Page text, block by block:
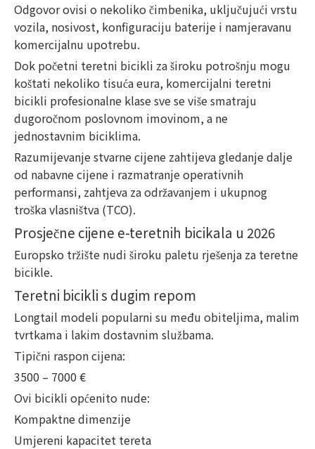
Odgovor ovisi o nekoliko čimbenika, uključujući vrstu
vozila, nosivost, konfiguraciju baterije i namjeravanu
komercijalnu upotrebu.
Dok početni teretni bicikli za široku potrošnju mogu
koštati nekoliko tisuća eura, komercijalni teretni
bicikli profesionalne klase sve se više smatraju
dugoročnom poslovnom imovinom, a ne
jednostavnim biciklima.
Razumijevanje stvarne cijene zahtijeva gledanje dalje
od nabavne cijene i razmatranje operativnih
performansi, zahtjeva za održavanjem i ukupnog
troška vlasništva (TCO).
Prosječne cijene e-teretnih bicikala u 2026
Europsko tržište nudi široku paletu rješenja za teretne
bicikle.
Teretni bicikli s dugim repom
Longtail modeli popularni su među obiteljima, malim
tvrtkama i lakim dostavnim službama.
Tipični raspon cijena:
3500 – 7000 €
Ovi bicikli općenito nude:
Kompaktne dimenzije
Umjereni kapacitet tereta